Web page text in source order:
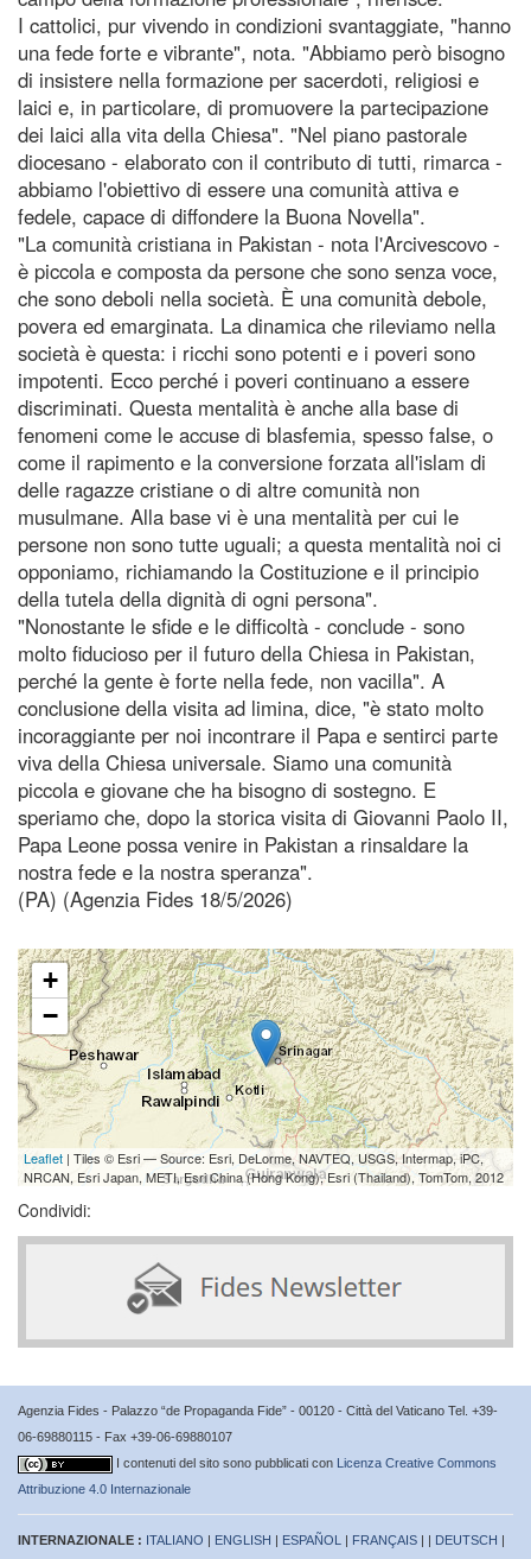
I cattolici, pur vivendo in condizioni svantaggiate, "hanno
una fede forte e vibrante", nota. "Abbiamo però bisogno
di insistere nella formazione per sacerdoti, religiosi e
laici e, in particolare, di promuovere la partecipazione
dei laici alla vita della Chiesa". "Nel piano pastorale
diocesano - elaborato con il contributo di tutti, rimarca -
abbiamo l'obiettivo di essere una comunità attiva e
fedele, capace di diffondere la Buona Novella".
"La comunità cristiana in Pakistan - nota l'Arcivescovo -
è piccola e composta da persone che sono senza voce,
che sono deboli nella società. È una comunità debole,
povera ed emarginata. La dinamica che rileviamo nella
società è questa: i ricchi sono potenti e i poveri sono
impotenti. Ecco perché i poveri continuano a essere
discriminati. Questa mentalità è anche alla base di
fenomeni come le accuse di blasfemia, spesso false, o
come il rapimento e la conversione forzata all'islam di
delle ragazze cristiane o di altre comunità non
musulmane. Alla base vi è una mentalità per cui le
persone non sono tutte uguali; a questa mentalità noi ci
opponiamo, richiamando la Costituzione e il principio
della tutela della dignità di ogni persona".
"Nonostante le sfide e le difficoltà - conclude - sono
molto fiducioso per il futuro della Chiesa in Pakistan,
perché la gente è forte nella fede, non vacilla". A
conclusione della visita ad limina, dice, "è stato molto
incoraggiante per noi incontrare il Papa e sentirci parte
viva della Chiesa universale. Siamo una comunità
piccola e giovane che ha bisogno di sostegno. E
speriamo che, dopo la storica visita di Giovanni Paolo II,
Papa Leone possa venire in Pakistan a rinsaldare la
nostra fede e la nostra speranza".
(PA) (Agenzia Fides 18/5/2026)
+
−
Leaflet | Tiles © Esri — Source: Esri, DeLorme, NAVTEQ, USGS, Intermap, iPC,
NRCAN, Esri Japan, METI, Esri China (Hong Kong), Esri (Thailand), TomTom, 2012
Condividi:
Agenzia Fides - Palazzo “de Propaganda Fide” - 00120 - Città del Vaticano Tel. +39-
06-69880115 - Fax +39-06-69880107
I contenuti del sito sono pubblicati con Licenza Creative Commons
Attribuzione 4.0 Internazionale
INTERNAZIONALE : ITALIANO | ENGLISH | ESPAÑOL | FRANÇAIS | | DEUTSCH |